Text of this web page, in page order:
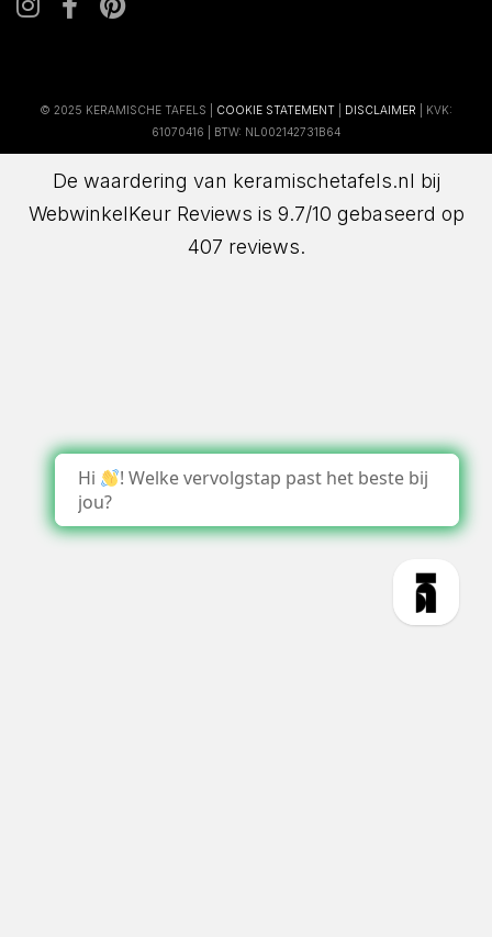
© 2025 KERAMISCHE TAFELS | COOKIE STATEMENT DISCLAIMER | KVK:
61070416 | BTW: NL002142731B64
De waardering van keramischetafels.nl bij
WebwinkelKeur Reviews is 9.7/10 gebaseerd op
407 reviews.
Hi
! Welke vervolgstap past het beste bij
jou?